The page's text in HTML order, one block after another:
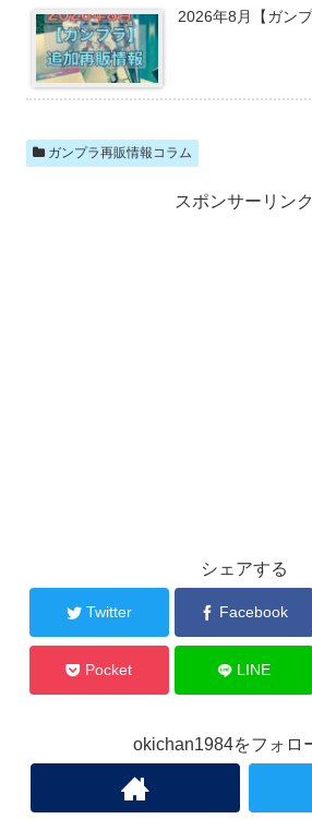
2026年8月【ガン
ガンプラ再販情報コラム
スポンサーリンク
シェアする
Twitter Facebook
Pocket LINE
okichan1984をフォロ